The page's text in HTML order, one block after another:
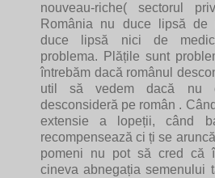
nouveau-riche( sectorul
România nu duce lipsă de
duce lipsă nici de
problema. Plățile sunt
întrebăm dacă românul
util să vedem dacă nu
desconsideră pe român .
extensie a lopeții, când
recompensează ci ți se
pomeni nu pot să cred că
cineva abnegația semenului